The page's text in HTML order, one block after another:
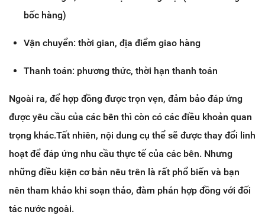
bốc hàng)
Vận chuyển: thời gian, địa điểm giao hàng
Thanh toán: phương thức, thời hạn thanh toán
Ngoài ra, để hợp đồng được trọn vẹn, đảm bảo đáp ứng
được yêu cầu của các bên thì còn có các điều khoản quan
trọng khác.Tất nhiên, nội dung cụ thể sẽ được thay đổi linh
hoạt để đáp ứng nhu cầu thực tế của các bên. Nhưng
những điều kiện cơ bản nêu trên là rất phổ biến và bạn
nên tham khảo khi soạn thảo, đàm phán hợp đồng với đối
tác nước ngoài.